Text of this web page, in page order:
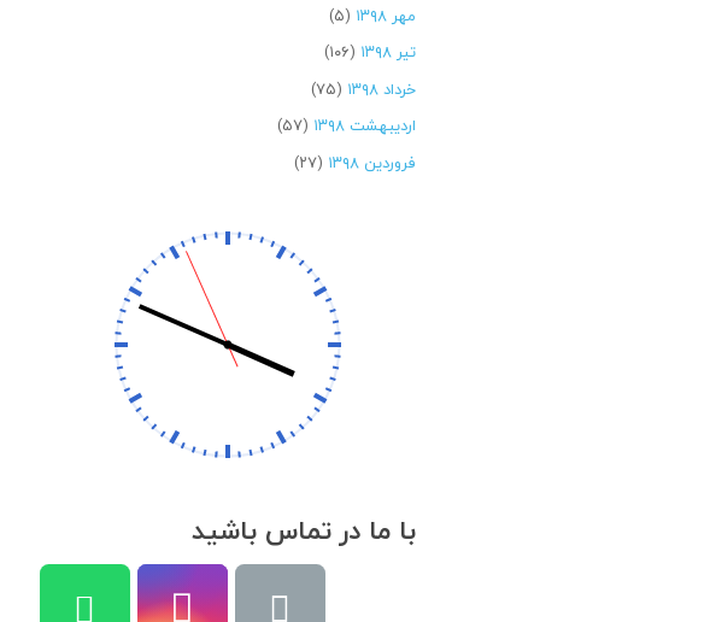
مهر ۱۳۹۸
(۵)
تیر ۱۳۹۸
(۱۰۶)
خرداد ۱۳۹۸
(۷۵)
اردیبهشت ۱۳۹۸
(۵۷)
فروردین ۱۳۹۸
(۲۷)
با ما در تماس باشید